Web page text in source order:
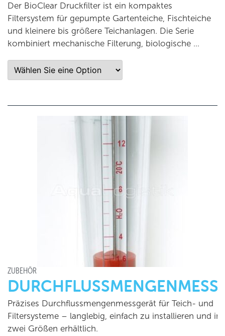
Der BioClear Druckfilter ist ein kompaktes
Filtersystem für gepumpte Gartenteiche, Fischteiche
und kleinere bis größere Teichanlagen. Die Serie
kombiniert mechanische Filterung, biologische …
ZUBEHÖR
Präzises Durchflussmengenmessgerät für Teich- und
Filtersysteme – langlebig, einfach zu installieren und in
zwei Größen erhältlich.